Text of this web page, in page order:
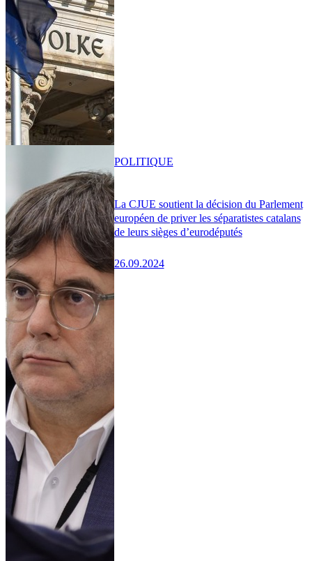
La CJUE soutient la décision du Parlement
européen de priver les séparatistes catalans
de leurs sièges d’eurodéputés
26.09.2024
POLITIQUE